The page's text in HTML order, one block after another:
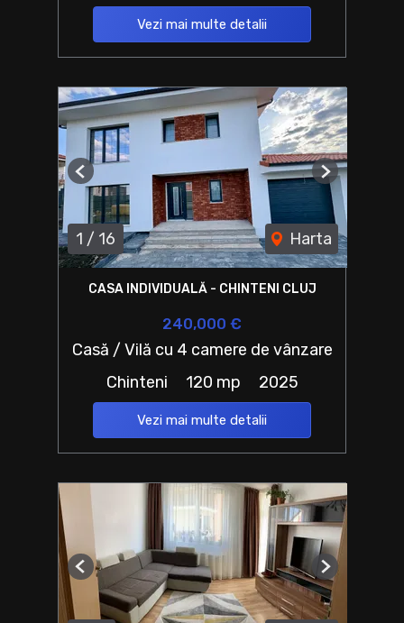
Vezi mai multe detalii
1 / 16 Harta
Previous Next
CASA INDIVIDUALĂ - CHINTENI CLUJ
240,000 €
Casă / Vilă cu 4 camere de vânzare
Chinteni
120 mp 2025
Vezi mai multe detalii
Previous Next